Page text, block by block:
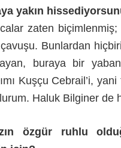
yakın
zaten
Bunlardan
buraya bir
Kuşçu Cebrail’i,
Haluk Bilginer de
özgür ruhlu